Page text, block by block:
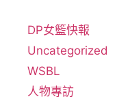
DP女籃快報
Uncategorized
WSBL
人物專訪